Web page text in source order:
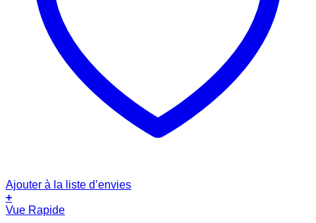
Ajouter à la liste d’envies
+
Vue Rapide